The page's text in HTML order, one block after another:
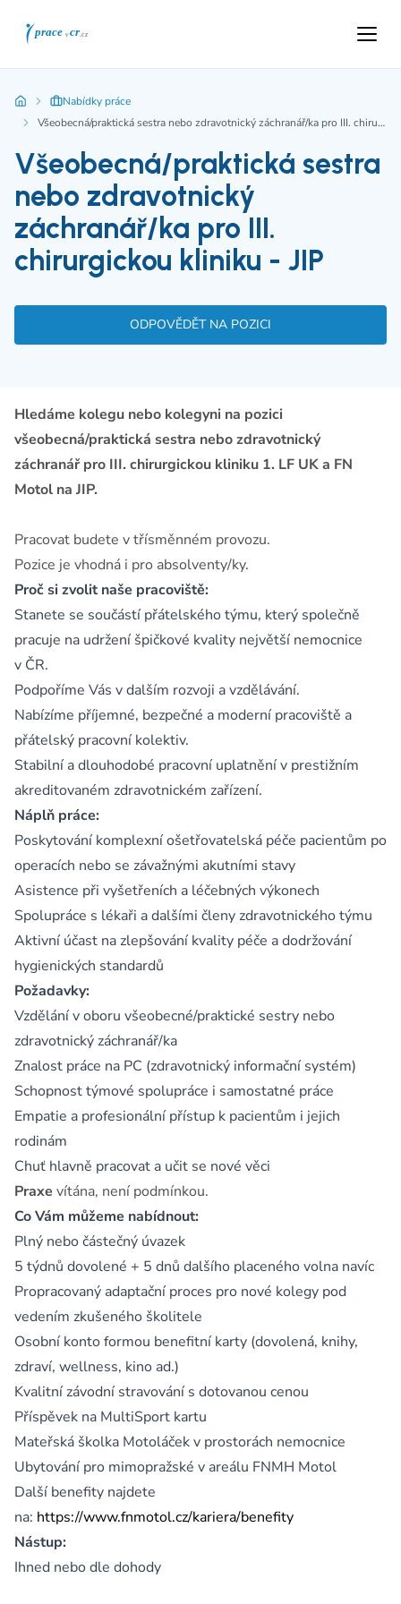
Nabídky práce
Všeobecná/praktická sestra nebo zdravotnický záchranář/ka pro III. chirurgickou kliniku - JIP
Všeobecná/praktická sestra
nebo zdravotnický
záchranář/ka pro III.
chirurgickou kliniku - JIP
ODPOVĚDĚT NA POZICI
Hledáme kolegu nebo kolegyni na pozici
všeobecná/praktická sestra nebo zdravotnický
záchranář pro III. chirurgickou kliniku 1. LF UK a FN
Motol na JIP.
Pracovat budete v třísměnném provozu.
Pozice je vhodná i pro absolventy/ky.
Proč si zvolit naše pracoviště:
Stanete se součástí přátelského týmu, který společně
pracuje na udržení špičkové kvality největší nemocnice
v ČR.
Podpoříme Vás v dalším rozvoji a vzdělávání.
Nabízíme příjemné, bezpečné a moderní pracoviště a
přátelský pracovní kolektiv.
Stabilní a dlouhodobé pracovní uplatnění v prestižním
akreditovaném zdravotnickém zařízení.
Náplň práce:
Poskytování komplexní ošetřovatelská péče pacientům po
operacích nebo se závažnými akutními stavy
Asistence při vyšetřeních a léčebných výkonech
Spolupráce s lékaři a dalšími členy zdravotnického týmu
Aktivní účast na zlepšování kvality péče a dodržování
hygienických standardů
Požadavky:
Vzdělání v oboru všeobecné/praktické sestry nebo
zdravotnický záchranář/ka
Znalost práce na PC (zdravotnický informační systém)
Schopnost týmové spolupráce i samostatné práce
Empatie a profesionální přístup k pacientům i jejich
rodinám
Chuť hlavně pracovat a učit se nové věci
Praxe vítána, není podmínkou.
Co Vám můžeme nabídnout:
Plný nebo částečný úvazek
5 týdnů dovolené + 5 dnů dalšího placeného volna navíc
Propracovaný adaptační proces pro nové kolegy pod
vedením zkušeného školitele
Osobní konto formou benefitní karty (dovolená, knihy,
zdraví, wellness, kino ad.)
Kvalitní závodní stravování s dotovanou cenou
Příspěvek na MultiSport kartu
Mateřská školka Motoláček v prostorách nemocnice
Ubytování pro mimopražské v areálu FNMH Motol
Další benefity najdete
na: https://www.fnmotol.cz/kariera/benefity
Nástup:
Ihned nebo dle dohody